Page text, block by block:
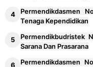
Permendikdasmen
Tenaga Kependidikan
Permendikbudristek
Sarana Dan Prasarana
Permendikdasmen